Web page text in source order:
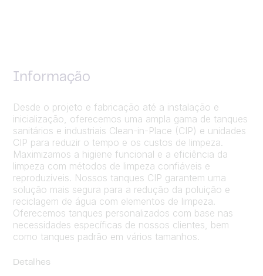
Informação
Desde o projeto e fabricação até a instalação e
inicialização, oferecemos uma ampla gama de tanques
sanitários e industriais Clean-in-Place (CIP) e unidades
CIP para reduzir o tempo e os custos de limpeza.
Maximizamos a higiene funcional e a eficiência da
limpeza com métodos de limpeza confiáveis e
reproduzíveis. Nossos tanques CIP garantem uma
solução mais segura para a redução da poluição e
reciclagem de água com elementos de limpeza.
Oferecemos tanques personalizados com base nas
necessidades específicas de nossos clientes, bem
como tanques padrão em vários tamanhos.
Detalhes